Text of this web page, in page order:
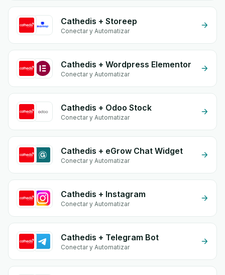
Cathedis + Storeep
Conectar y Automatizar
Cathedis + Wordpress Elementor
Conectar y Automatizar
Cathedis + Odoo Stock
Conectar y Automatizar
Cathedis + eGrow Chat Widget
Conectar y Automatizar
Cathedis + Instagram
Conectar y Automatizar
Cathedis + Telegram Bot
Conectar y Automatizar